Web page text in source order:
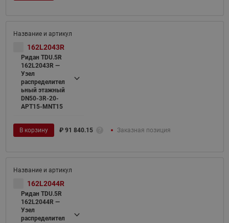
162L2043R
Ридан TDU.5R
162L2043R —
Узел
распределител
ьный этажный
DN50-3R-20-
APT15-MNT15
В корзину ₽ 91 840.15 Заказная позиция
162L2044R
Ридан TDU.5R
162L2044R —
Узел
распределител